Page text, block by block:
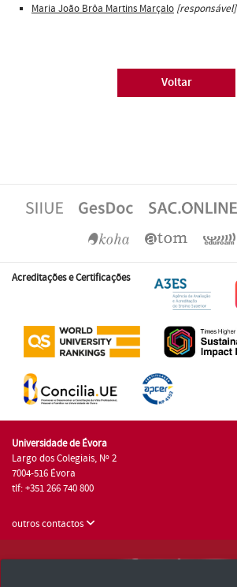
Maria João Brôa Martins Marçalo [responsável]
Voltar
Acreditações e Certificações
Universidade de Évora
Largo dos Colegiais, Nº 2
7004-516 Évora
tlf: +351 266 740 800
outros contactos